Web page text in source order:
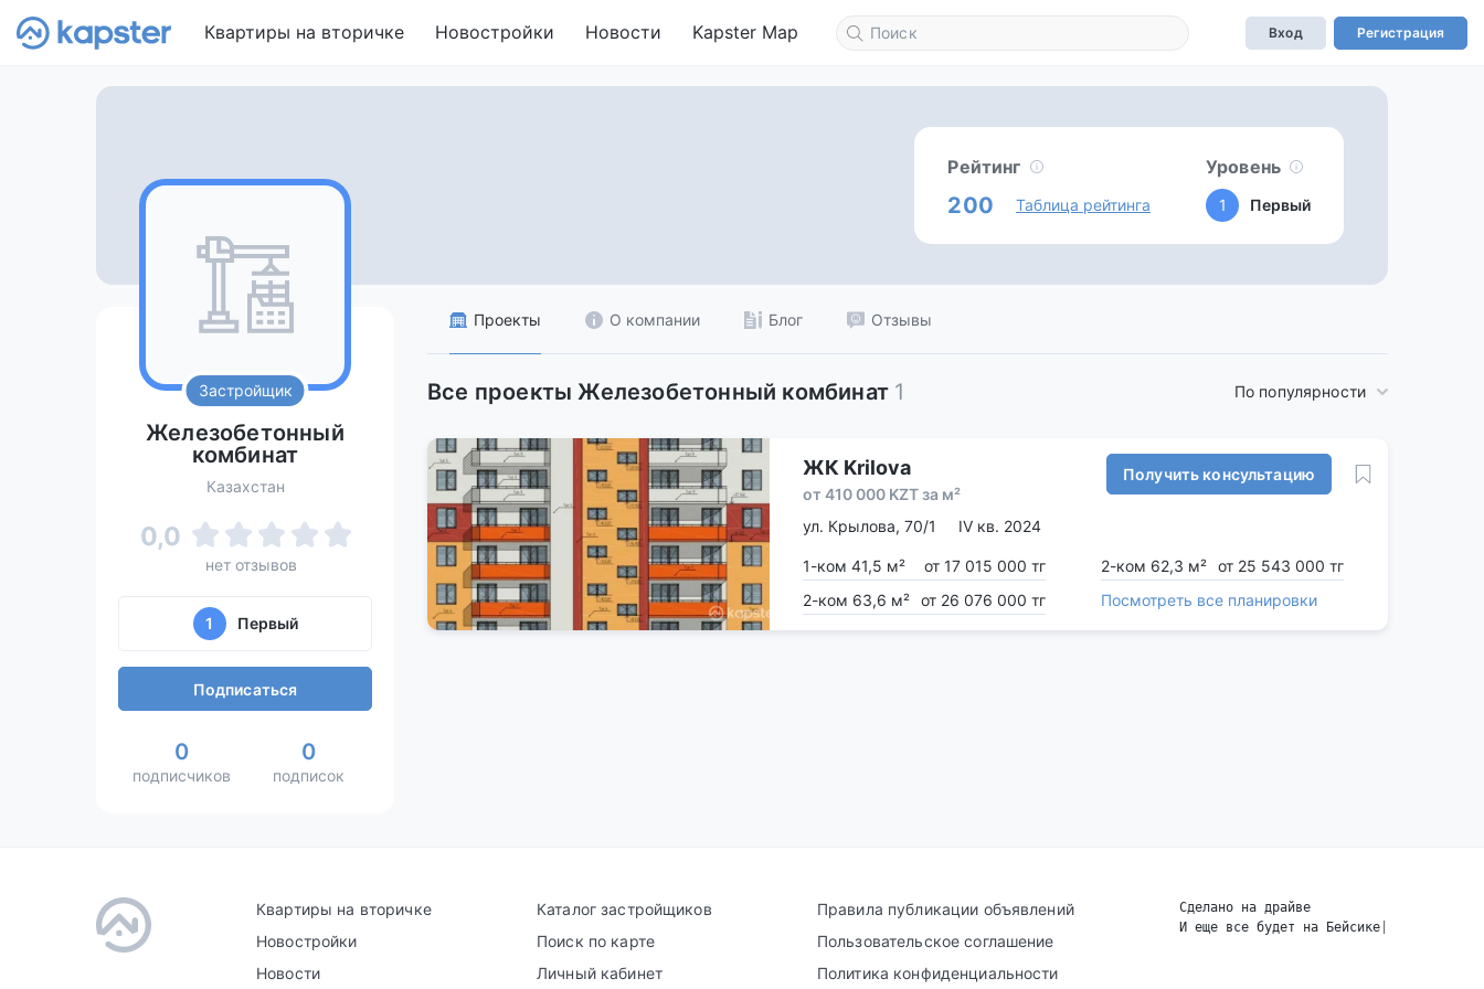
Квартиры на вторичке Новостройки Новости Kapster Map Вход Регистрация
Рейтинг
200 Таблица рейтинга
Уровень
1 Первый
Застройщик
Железобетонный
комбинат
Казахстан
0,0
нет отзывов
1 Первый
Подписаться
0
подписчиков
0
подписок
Проекты О компании Блог Отзывы
Все проекты Железобетонный комбинат 1 По популярности
ЖК Krilova
от 410 000 KZT за м²
Получить консультацию
ул. Крылова, 70/1 IV кв. 2024
1-ком 41,5 м² от 17 015 000 тг 2-ком 62,3 м² от 25 543 000 тг
2-ком 63,6 м² от 26 076 000 тг Посмотреть все планировки
Квартиры на вторичке
Новостройки
Новости
Каталог застройщиков
Поиск по карте
Личный кабинет
Правила публикации объявлений
Пользовательское соглашение
Политика конфиденциальности
Сделано на драйве
И еще все будет на Бейсике